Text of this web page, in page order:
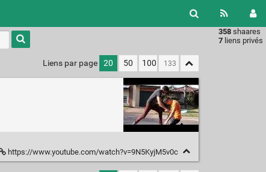
358 shaares
7 liens privés
Type 1 or
more
characters
results.
Liens par page 20 50 100
https://www.youtube.com/watch?v=9N5KyjM5v0c